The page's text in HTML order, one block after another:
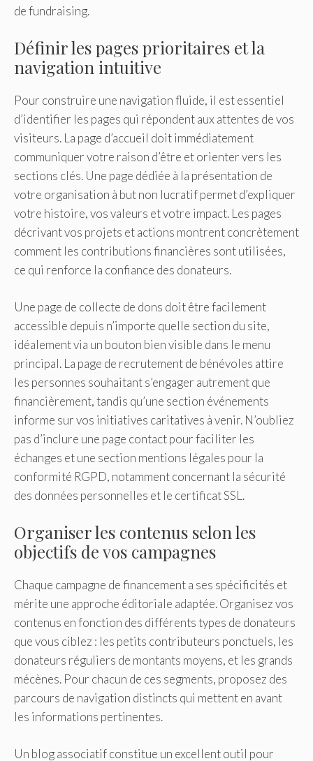
de fundraising.
Définir les pages prioritaires et la
navigation intuitive
Pour construire une navigation fluide, il est essentiel
d’identifier les pages qui répondent aux attentes de vos
visiteurs. La page d’accueil doit immédiatement
communiquer votre raison d’être et orienter vers les
sections clés. Une page dédiée à la présentation de
votre organisation à but non lucratif permet d’expliquer
votre histoire, vos valeurs et votre impact. Les pages
décrivant vos projets et actions montrent concrètement
comment les contributions financières sont utilisées,
ce qui renforce la confiance des donateurs.
Une page de collecte de dons doit être facilement
accessible depuis n’importe quelle section du site,
idéalement via un bouton bien visible dans le menu
principal. La page de recrutement de bénévoles attire
les personnes souhaitant s’engager autrement que
financièrement, tandis qu’une section événements
informe sur vos initiatives caritatives à venir. N’oubliez
pas d’inclure une page contact pour faciliter les
échanges et une section mentions légales pour la
conformité RGPD, notamment concernant la sécurité
des données personnelles et le certificat SSL.
Organiser les contenus selon les
objectifs de vos campagnes
Chaque campagne de financement a ses spécificités et
mérite une approche éditoriale adaptée. Organisez vos
contenus en fonction des différents types de donateurs
que vous ciblez : les petits contributeurs ponctuels, les
donateurs réguliers de montants moyens, et les grands
mécènes. Pour chacun de ces segments, proposez des
parcours de navigation distincts qui mettent en avant
les informations pertinentes.
Un blog associatif constitue un excellent outil pour